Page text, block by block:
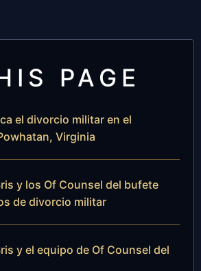
PAGE
el divorcio militar en el
Virginia
y los Of Counsel del bufete
de divorcio militar
y el equipo de Of Counsel del